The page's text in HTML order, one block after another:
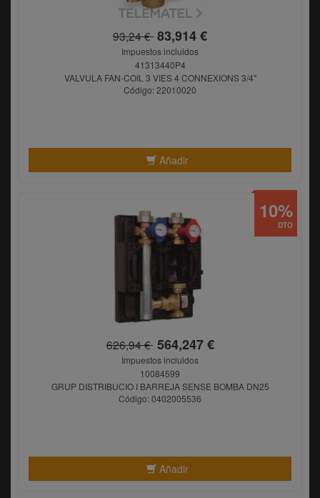
93,24 € 83,914 €
Impuestos incluidos
41313440P4
VALVULA FAN-COIL 3 VIES 4 CONNEXIONS 3/4"
Código: 22010020
Añadir
626,94 €564,247 €
Impuestos incluidos
10084599
GRUP DISTRIBUCIO I BARREJA SENSE BOMBA DN25
Código: 0402005536
Añadir
DTO
10%